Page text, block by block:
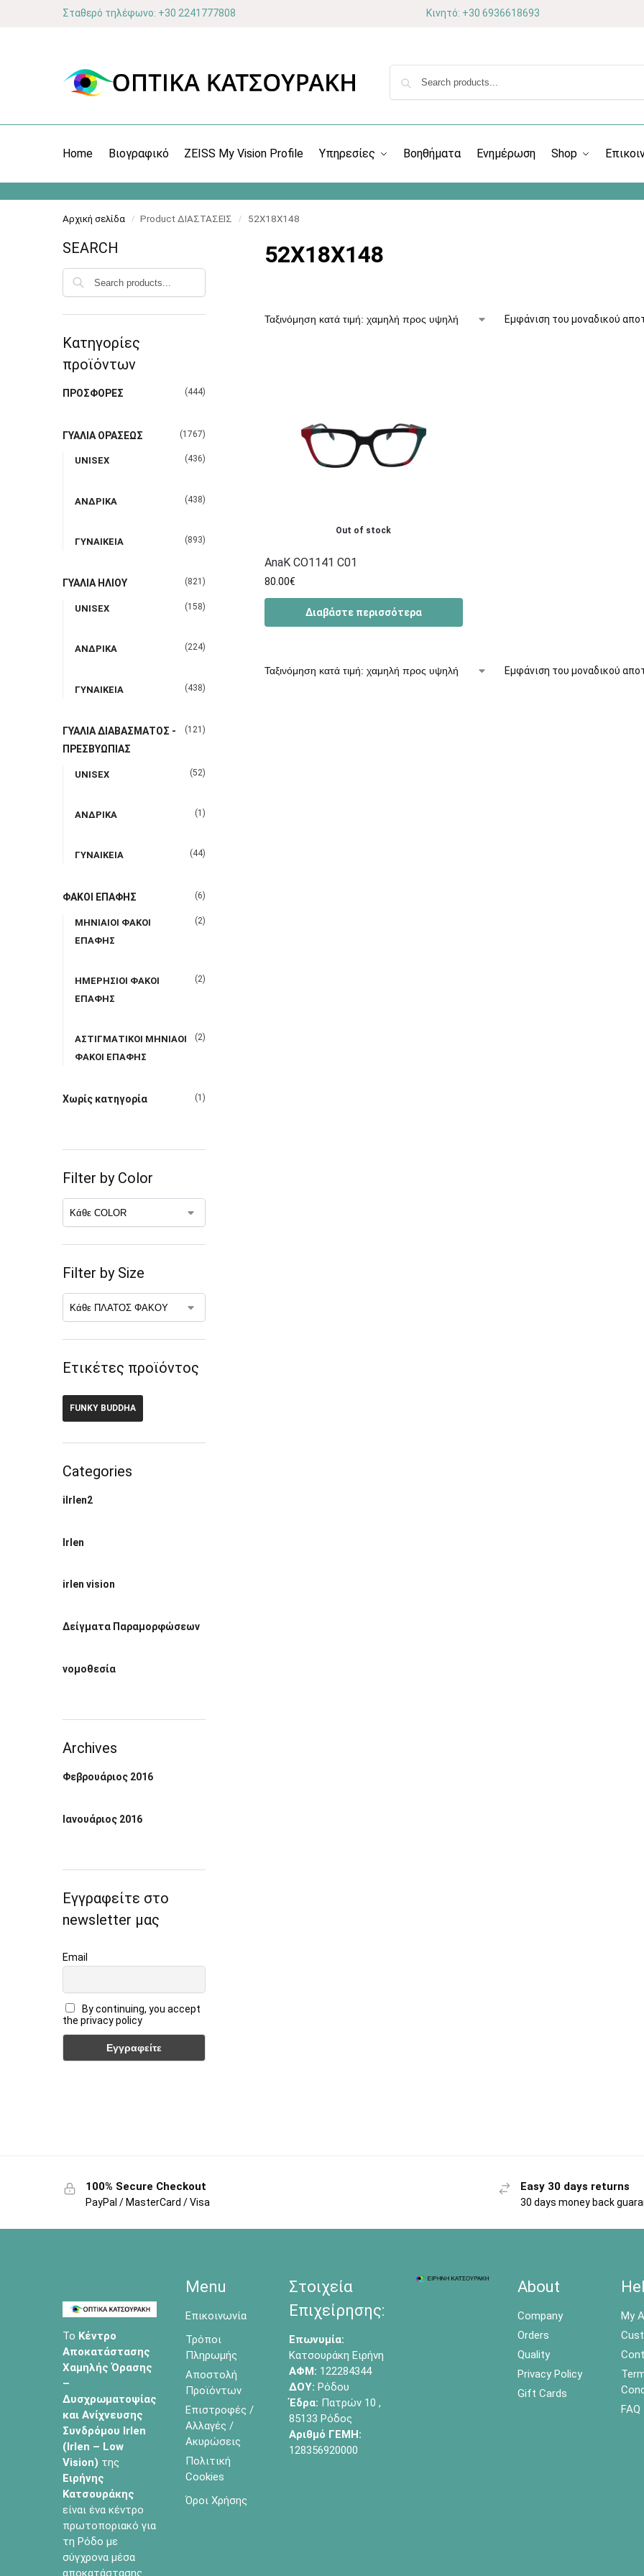
Σταθερό τηλέφωνο: +30 2241777808 Κινητό: +30 6936618693
Home Βιογραφικό ZEISS My Vision Profile Υπηρεσίες Βοηθήματα Ενημέρωση Shop
Αρχική σελίδα / Product ΔΙΑΣΤΑΣΕΙΣ / 52X18X148
52X18X148
Εμφάνιση του μοναδικού
Out of stock
AnaK CO1141 C01
80.00€
Διαβάστε περισσότερα
Εμφάνιση του μοναδικού
SEARCH
Κατηγορίες
προϊόντων
ΠΡΟΣΦΟΡΕΣ (444)
ΓΥΑΛΙΑ ΟΡΑΣΕΩΣ (1767)
UNISEX (436)
ΑΝΔΡΙΚΑ (438)
ΓΥΝΑΙΚΕΙΑ (893)
ΓΥΑΛΙΑ ΗΛΙΟΥ (821)
UNISEX (158)
ΑΝΔΡΙΚΑ (224)
ΓΥΝΑΙΚΕΙΑ (438)
ΓΥΑΛΙΑ ΔΙΑΒΑΣΜΑΤΟΣ -
ΠΡΕΣΒΥΩΠΙΑΣ
(121)
UNISEX (52)
ΑΝΔΡΙΚΑ (1)
ΓΥΝΑΙΚΕΙΑ (44)
ΦΑΚΟΙ ΕΠΑΦΗΣ (6)
ΜΗΝΙΑΙΟΙ ΦΑΚΟΙ
ΕΠΑΦΗΣ
(2)
ΗΜΕΡΗΣΙΟΙ ΦΑΚΟΙ
ΕΠΑΦΗΣ
(2)
ΑΣΤΙΓΜΑΤΙΚΟΙ ΜΗΝΙΑΟΙ
ΦΑΚΟΙ ΕΠΑΦΗΣ
(2)
Χωρίς κατηγορία (1)
Filter by Color
Filter by Size
Ετικέτες προϊόντος
FUNKY BUDDHA
Categories
ilrlen2
Irlen
irlen vision
Δείγματα Παραμορφώσεων
νομοθεσία
Archives
Φεβρουάριος 2016
Ιανουάριος 2016
Εγγραφείτε στο
newsletter μας
Email
By continuing, you accept
the privacy policy
100% Secure Checkout
PayPal / MasterCard / Visa
Easy 30 days returns
30 days money back
Το Κέντρο
Αποκατάστασης
Χαμηλής Όρασης
–
Δυσχρωματοψίας
και Ανίχνευσης
Συνδρόμου Irlen
(Irlen – Low
Vision) της
Ειρήνης
Κατσουράκης
είναι ένα κέντρο
πρωτοποριακό για
τη Ρόδο με
σύγχρονα μέσα
αποκατάστασης.
Menu
Επικοινωνία
Τρόποι
Πληρωμής
Αποστολή
Προϊόντων
Επιστροφές /
Αλλαγές /
Ακυρώσεις
Πολιτική
Cookies
Όροι Χρήσης
Στοιχεία
Επιχείρησης:
Επωνυμία:
Κατσουράκη Ειρήνη
ΑΦΜ: 122284344
ΔΟΥ: Ρόδου
Έδρα: Πατρών 10 ,
85133 Ρόδος
Αριθμό ΓΕΜΗ:
128356920000
About
Company
Orders
Quality
Privacy Policy
Gift Cards
My
FAQ